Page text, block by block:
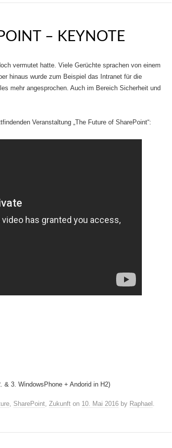
– KEYNOTE
vermutet hatte. Viele Gerüchte sprachen von einem
hinaus wurde zum Beispiel das Intranet für die
mehr angesprochen. Auch im Bereich Sicherheit und
Veranstaltung „The Future of SharePoint“:
& 3. WindowsPhone + Andorid in H2)
, SharePoint, Zukunft on 10. Mai 2016 by Raphael .